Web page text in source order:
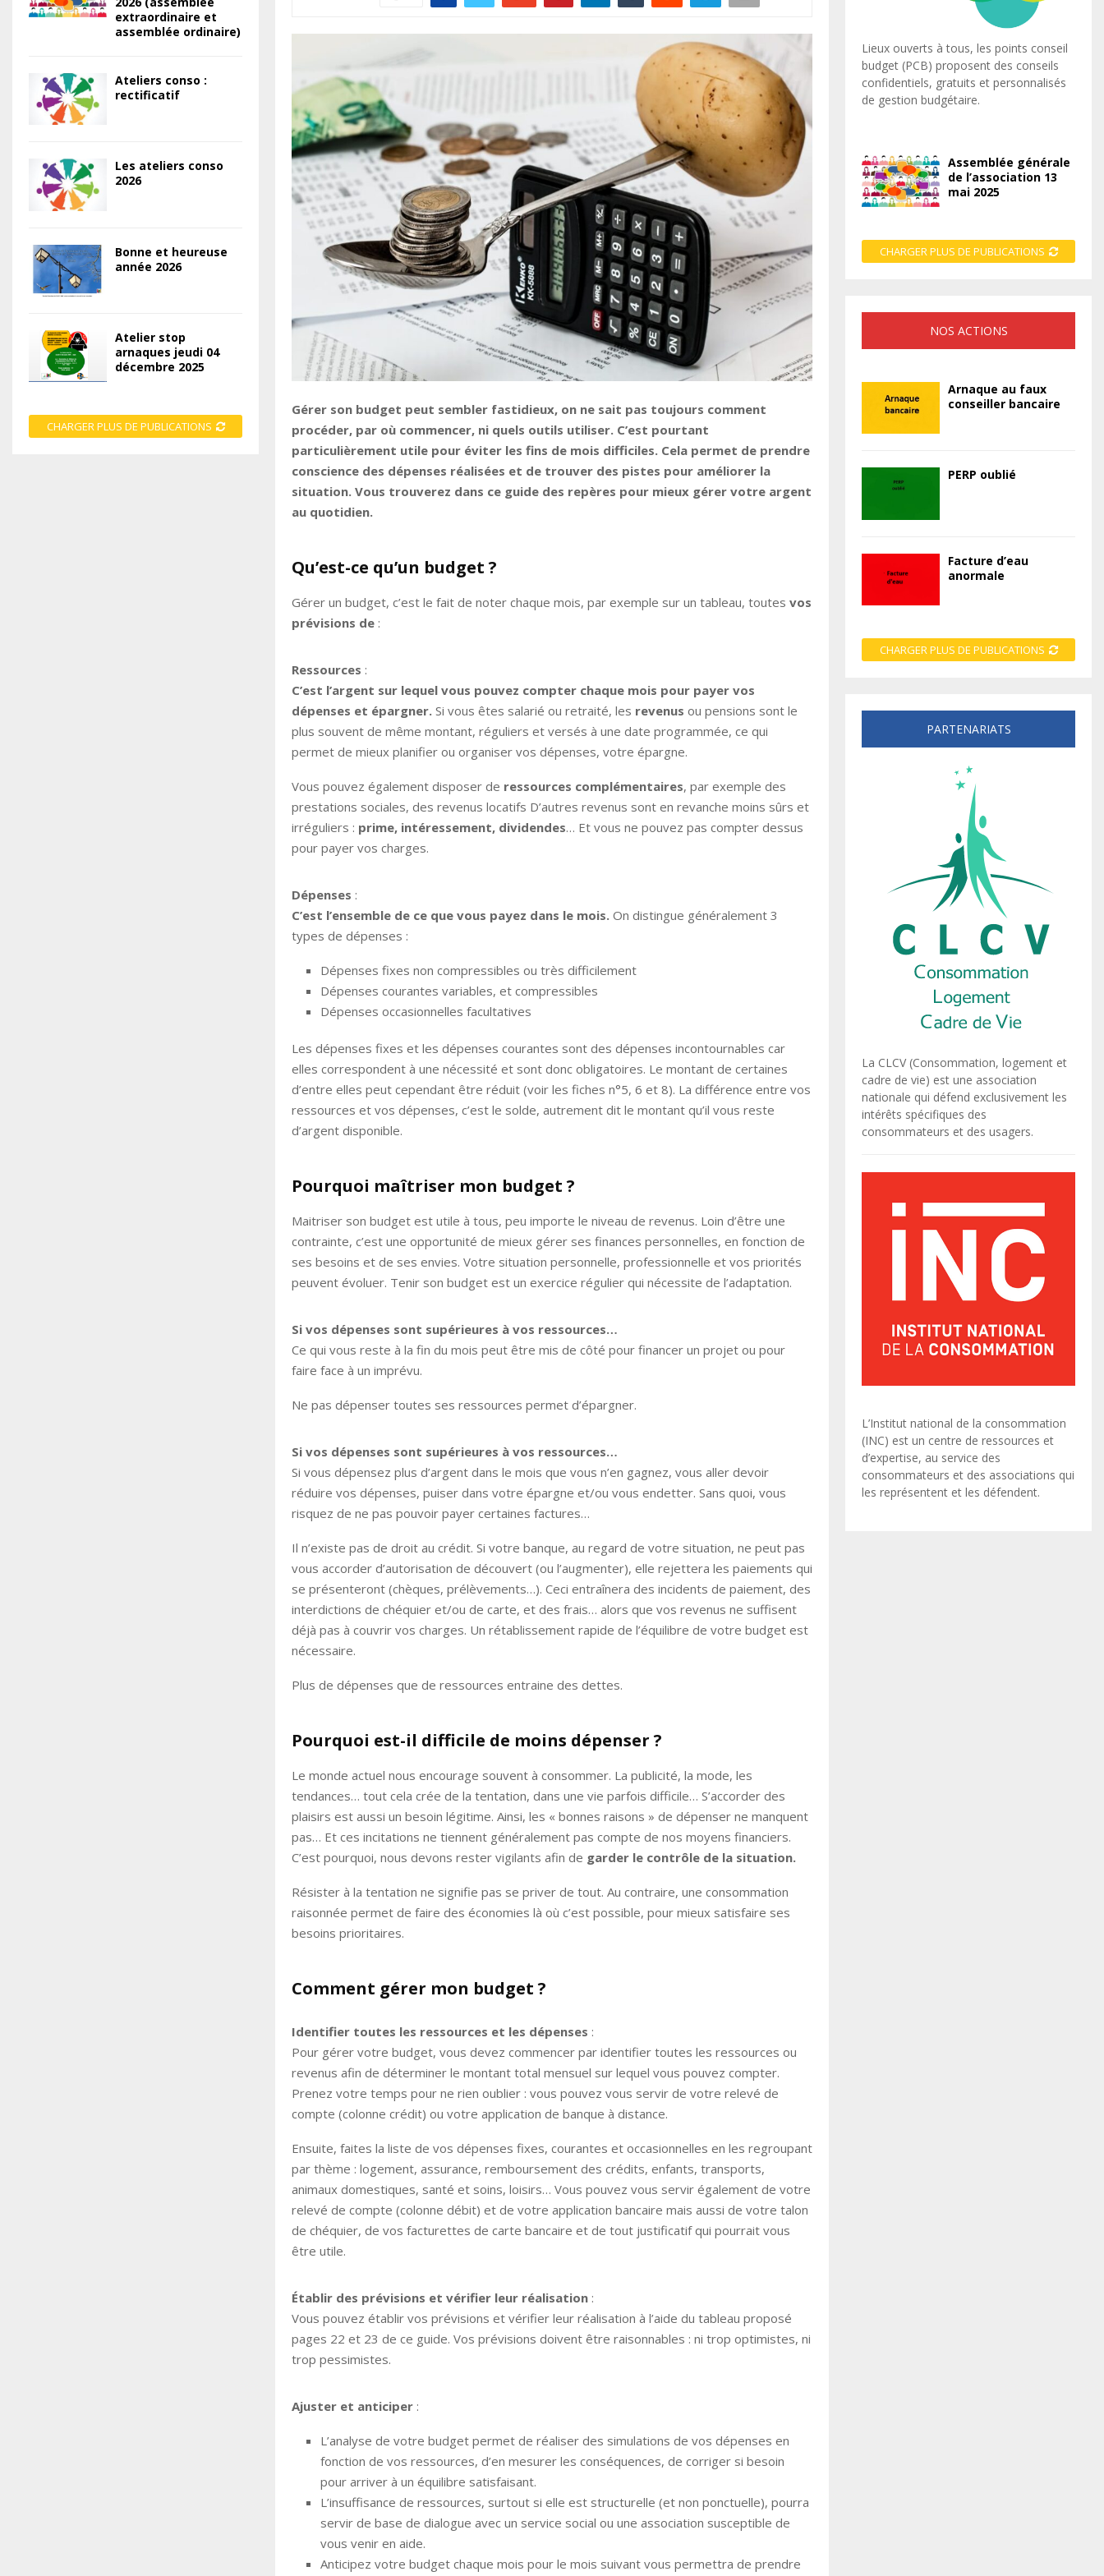
Gérer son budget peut sembler fastidieux, on ne sait pas toujours comment
procéder, par où commencer, ni quels outils utiliser. C’est pourtant
particulièrement utile pour éviter les fins de mois difficiles. Cela permet de prendre
conscience des dépenses réalisées et de trouver des pistes pour améliorer la
situation. Vous trouverez dans ce guide des repères pour mieux gérer votre argent
au quotidien.
Qu’est-ce qu’un budget ?
Gérer un budget, c’est le fait de noter chaque mois, par exemple sur un tableau, toutes vos
prévisions de :
Ressources :
C’est l’argent sur lequel vous pouvez compter chaque mois pour payer vos
dépenses et épargner. Si vous êtes salarié ou retraité, les revenus ou pensions sont le
plus souvent de même montant, réguliers et versés à une date programmée, ce qui
permet de mieux planifier ou organiser vos dépenses, votre épargne.
Vous pouvez également disposer de ressources complémentaires, par exemple des
prestations sociales, des revenus locatifs D’autres revenus sont en revanche moins sûrs et
irréguliers : prime, intéressement, dividendes… Et vous ne pouvez pas compter dessus
pour payer vos charges.
Dépenses :
C’est l’ensemble de ce que vous payez dans le mois. On distingue généralement 3
types de dépenses :
Dépenses fixes non compressibles ou très difficilement
Dépenses courantes variables, et compressibles
Dépenses occasionnelles facultatives
Les dépenses fixes et les dépenses courantes sont des dépenses incontournables car
elles correspondent à une nécessité et sont donc obligatoires. Le montant de certaines
d’entre elles peut cependant être réduit (voir les fiches n°5, 6 et 8). La différence entre vos
ressources et vos dépenses, c’est le solde, autrement dit le montant qu’il vous reste
d’argent disponible.
Pourquoi maîtriser mon budget ?
Maitriser son budget est utile à tous, peu importe le niveau de revenus. Loin d’être une
contrainte, c’est une opportunité de mieux gérer ses finances personnelles, en fonction de
ses besoins et de ses envies. Votre situation personnelle, professionnelle et vos priorités
peuvent évoluer. Tenir son budget est un exercice régulier qui nécessite de l’adaptation.
Si vos dépenses sont supérieures à vos ressources…
Ce qui vous reste à la fin du mois peut être mis de côté pour financer un projet ou pour
faire face à un imprévu.
Ne pas dépenser toutes ses ressources permet d’épargner.
Si vos dépenses sont supérieures à vos ressources…
Si vous dépensez plus d’argent dans le mois que vous n’en gagnez, vous aller devoir
réduire vos dépenses, puiser dans votre épargne et/ou vous endetter. Sans quoi, vous
risquez de ne pas pouvoir payer certaines factures…
Il n’existe pas de droit au crédit. Si votre banque, au regard de votre situation, ne peut pas
vous accorder d’autorisation de découvert (ou l’augmenter), elle rejettera les paiements qui
se présenteront (chèques, prélèvements…). Ceci entraînera des incidents de paiement, des
interdictions de chéquier et/ou de carte, et des frais… alors que vos revenus ne suffisent
déjà pas à couvrir vos charges. Un rétablissement rapide de l’équilibre de votre budget est
nécessaire.
Plus de dépenses que de ressources entraine des dettes.
Pourquoi est-il difficile de moins dépenser ?
Le monde actuel nous encourage souvent à consommer. La publicité, la mode, les
tendances… tout cela crée de la tentation, dans une vie parfois difficile… S’accorder des
plaisirs est aussi un besoin légitime. Ainsi, les « bonnes raisons » de dépenser ne manquent
pas… Et ces incitations ne tiennent généralement pas compte de nos moyens financiers.
C’est pourquoi, nous devons rester vigilants afin de garder le contrôle de la situation.
Résister à la tentation ne signifie pas se priver de tout. Au contraire, une consommation
raisonnée permet de faire des économies là où c’est possible, pour mieux satisfaire ses
besoins prioritaires.
Comment gérer mon budget ?
Identifier toutes les ressources et les dépenses :
Pour gérer votre budget, vous devez commencer par identifier toutes les ressources ou
revenus afin de déterminer le montant total mensuel sur lequel vous pouvez compter.
Prenez votre temps pour ne rien oublier : vous pouvez vous servir de votre relevé de
compte (colonne crédit) ou votre application de banque à distance.
Ensuite, faites la liste de vos dépenses fixes, courantes et occasionnelles en les regroupant
par thème : logement, assurance, remboursement des crédits, enfants, transports,
animaux domestiques, santé et soins, loisirs… Vous pouvez vous servir également de votre
relevé de compte (colonne débit) et de votre application bancaire mais aussi de votre talon
de chéquier, de vos facturettes de carte bancaire et de tout justificatif qui pourrait vous
être utile.
Établir des prévisions et vérifier leur réalisation :
Vous pouvez établir vos prévisions et vérifier leur réalisation à l’aide du tableau proposé
pages 22 et 23 de ce guide. Vos prévisions doivent être raisonnables : ni trop optimistes, ni
trop pessimistes.
Ajuster et anticiper :
L’analyse de votre budget permet de réaliser des simulations de vos dépenses en
fonction de vos ressources, d’en mesurer les conséquences, de corriger si besoin
pour arriver à un équilibre satisfaisant.
L’insuffisance de ressources, surtout si elle est structurelle (et non ponctuelle), pourra
servir de base de dialogue avec un service social ou une association susceptible de
vous venir en aide.
Anticipez votre budget chaque mois pour le mois suivant vous permettra de prendre
extraordinaire et
assemblée ordinaire)
Ateliers conso :
rectificatif
Les ateliers conso
2026
Bonne et heureuse
année 2026
Atelier stop
arnaques jeudi 04
décembre 2025
CHARGER PLUS DE PUBLICATIONS
Lieux ouverts à tous, les points conseil
budget (PCB) proposent des conseils
confidentiels, gratuits et personnalisés
de gestion budgétaire.
Assemblée générale
de l’association 13
mai 2025
CHARGER PLUS DE PUBLICATIONS
NOS ACTIONS
Arnaque au faux
conseiller bancaire
PERP oublié
Facture d’eau
anormale
CHARGER PLUS DE PUBLICATIONS
PARTENARIATS
La CLCV (Consommation, logement et
cadre de vie) est une association
nationale qui défend exclusivement les
intérêts spécifiques des
consommateurs et des usagers.
L’Institut national de la consommation
(INC) est un centre de ressources et
d’expertise, au service des
consommateurs et des associations qui
les représentent et les défendent.